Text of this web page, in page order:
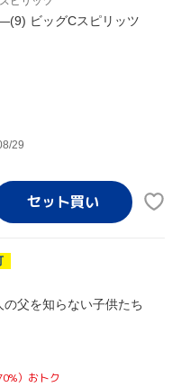
ビッグCスピリッツ
29
父を知らない子供たち
）おトク